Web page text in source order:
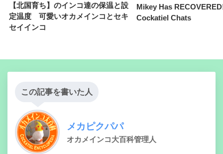
【北国育ち】のインコ達の保温と設
定温度 可愛いオカメインコとセキ
セイインコ
Mikey Has
Cockatiel Chats
この記事を書いた人
メカピクパパ
オカメインコ大百科管理人